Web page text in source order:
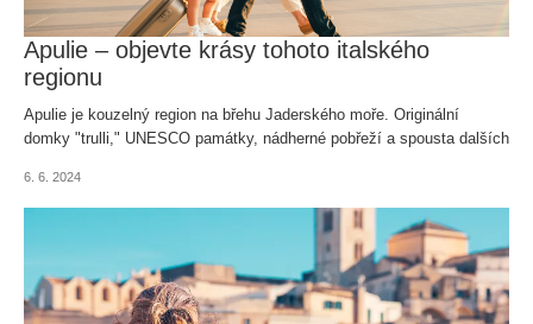
Apulie – objevte krásy tohoto italského
regionu
Apulie je kouzelný region na břehu Jaderského moře. Originální
domky "trulli," UNESCO památky, nádherné pobřeží a spousta dalších
dovolenou!
6. 6. 2024